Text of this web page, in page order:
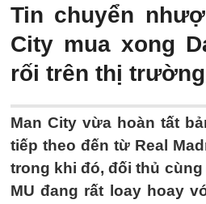
Tin chuyển
City mua xong
rối trên thị trường
Man City vừa hoàn tất
tiếp theo đến từ Real
trong khi đó, đối thủ
MU đang rất loay hoay